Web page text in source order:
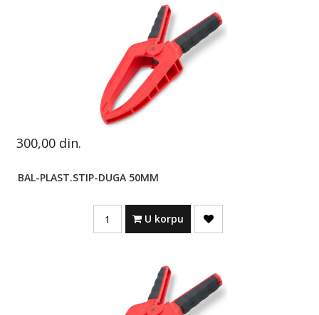
300,00 din.
BAL-PLAST.STIP-DUGA 50MM
U korpu